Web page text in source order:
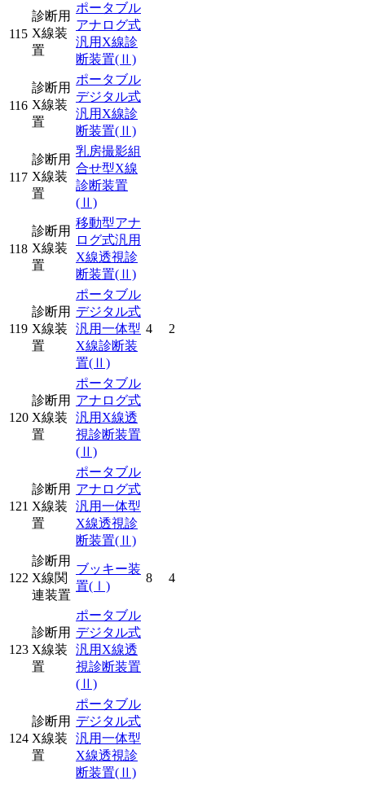
115
診断用
X線装
置
ポータブル
アナログ式
汎用X線診
断装置(Ⅱ)
116
診断用
X線装
置
ポータブル
デジタル式
汎用X線診
断装置(Ⅱ)
117
診断用
X線装
置
乳房撮影組
合せ型X線
診断装置
(Ⅱ)
118
診断用
X線装
置
移動型アナ
ログ式汎用
X線透視診
断装置(Ⅱ)
119
診断用
X線装
置
ポータブル
デジタル式
汎用一体型
X線診断装
置(Ⅱ)
4 2
120
診断用
X線装
置
ポータブル
アナログ式
汎用X線透
視診断装置
(Ⅱ)
121
診断用
X線装
置
ポータブル
アナログ式
汎用一体型
X線透視診
断装置(Ⅱ)
122
診断用
X線関
連装置
ブッキー装
置(Ⅰ)
8 4
123
診断用
X線装
置
ポータブル
デジタル式
汎用X線透
視診断装置
(Ⅱ)
124
診断用
X線装
置
ポータブル
デジタル式
汎用一体型
X線透視診
断装置(Ⅱ)